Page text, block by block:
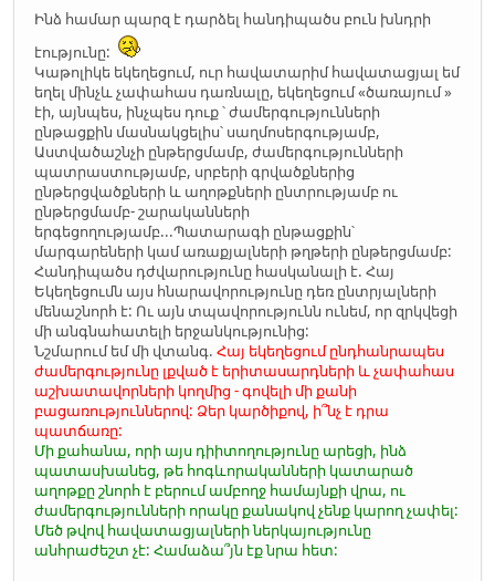
Ինձ համար պարզ է դարձել հանդիպածս բուն խնդրի
էությունը:
Կաթոլիկե եկեղեցում, ուր հավատարիմ հավատացյալ եմ
եղել մինչև չափահաս դառնալը, եկեղեցում «ծառայում »
էի, այնպես, ինչպես դուք ՝ ժամերգությունների
ընթացքին մասնակցելիս՝ սաղմոսերգությամբ,
Աստվածաշնչի ընթերցմամբ, ժամերգությունների
պատրաստությամբ, սրբերի գրվածքներից
ընթերցվածքների և աղոթքների ընտրությամբ ու
ընթերցմամբ- շարականների
երգեցողությամբ...Պատարագի ընթացքին՝
մարգարեների կամ առաքյալների թղթերի ընթերցմամբ:
Հանդիպածս դժվարությունը հասկանալի է. Հայ
Եկեղեցումն այս հնարավորությունը դեռ ընտրյալների
մենաշնորհ է: Ու այն տպավորությունն ունեմ, որ զրկվեցի
մի անգնահատելի երջանկությունից:
Նշմարում եմ մի վտանգ. Հայ եկեղեցում ընդհանրապես
ժամերգությունը լքված է երիտասարդների և չափահաս
աշխատավորների կողմից - գովելի մի քանի
բացառություններով: Ձեր կարծիքով, ի՞նչ է դրա
պատճառը:
Մի քահանա, որի այս դիիտողությունը արեցի, ինձ
պատասխանեց, թե հոգևորականների կատարած
աղոթքը շնորհ է բերում ամբողջ համայնքի վրա, ու
ժամերգությունների որակը քանակով չենք կարող չափել:
Մեծ թվով հավատացյալների ներկայությունը
անհրաժեշտ չէ: Համաձա՞յն էք նրա հետ: